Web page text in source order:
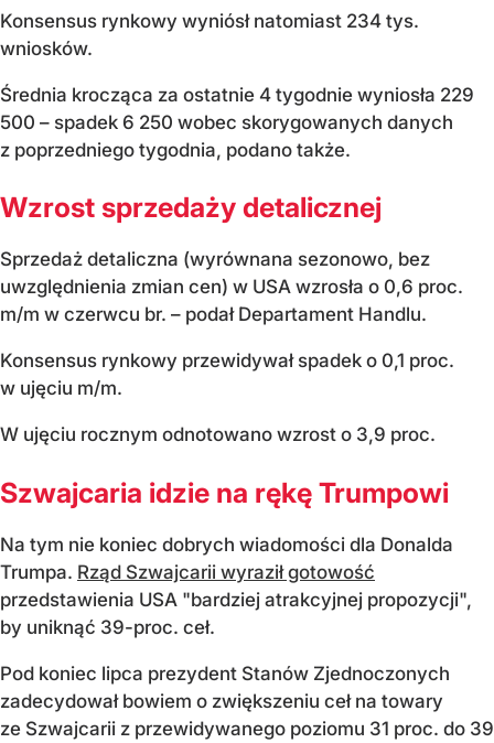
Konsensus rynkowy wyniósł natomiast 234 tys.
wniosków.
Średnia krocząca za ostatnie 4 tygodnie wyniosła 229
500 – spadek 6 250 wobec skorygowanych danych
z poprzedniego tygodnia, podano także.
Wzrost sprzedaży detalicznej
Sprzedaż detaliczna (wyrównana sezonowo, bez
uwzględnienia zmian cen) w USA wzrosła o 0,6 proc.
m/m w czerwcu br. – podał Departament Handlu.
Konsensus rynkowy przewidywał spadek o 0,1 proc.
w ujęciu m/m.
W ujęciu rocznym odnotowano wzrost o 3,9 proc.
Szwajcaria idzie na rękę Trumpowi
Na tym nie koniec dobrych wiadomości dla Donalda
Trumpa. Rząd Szwajcarii wyraził gotowość
przedstawienia USA "bardziej atrakcyjnej propozycji",
by uniknąć 39-proc. ceł.
Pod koniec lipca prezydent Stanów Zjednoczonych
zadecydował bowiem o zwiększeniu ceł na towary
ze Szwajcarii z przewidywanego poziomu 31 proc. do 39